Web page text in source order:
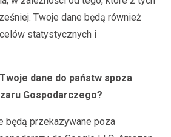
Twoje dane będą również
statystycznych i
dane do państw spoza
Gospodarczego?
będą przekazywane poza